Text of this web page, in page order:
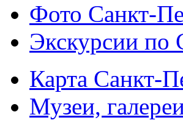
Фото Санкт-
Экскурсии по
Карта Санкт-
Музеи,